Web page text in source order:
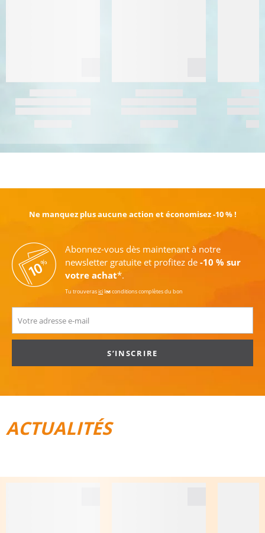
Ne manquez plus aucune action et économisez -10 % !
Abonnez-vous dès maintenant à notre
newsletter gratuite et profitez de -10 % sur
votre achat*.
Tu trouverasiciles conditions complètes du bon
S’INSCRIRE
ACTUALITÉS